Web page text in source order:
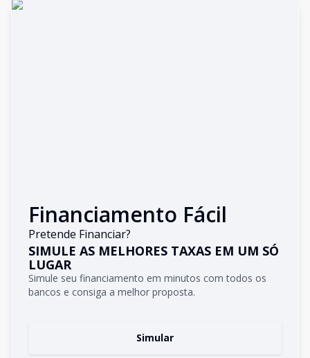
Financiamento Fácil
Pretende Financiar?
SIMULE AS MELHORES TAXAS EM UM SÓ
LUGAR
Simule seu financiamento em minutos com todos os
bancos e consiga a melhor proposta.
Simular